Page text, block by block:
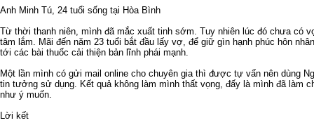
Anh Minh Tú, 24 tuổi sống tại Hòa Bình
Từ thời thanh niên, mình đã mắc xuất tinh sớm. Tuy nhiên lúc đó chưa có
tâm lắm. Mãi đến năm 23 tuổi bắt đầu lấy vợ, để giữ gìn hạnh phúc hôn
tới các bài thuốc cải thiện bản lĩnh phái mạnh.
Một lần mình có gửi mail online cho chuyên gia thì được tự vấn nên dùng
tin tưởng sử dụng. Kết quả không làm mình thất vọng, đấy là mình đã làm
như ý muốn.
Lời kết